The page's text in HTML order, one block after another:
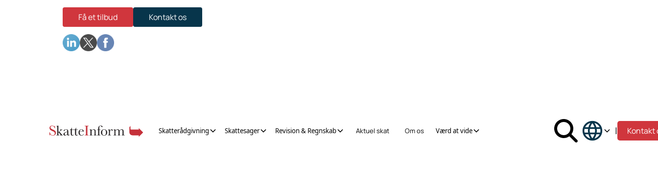
Få et tilbud Kontakt os
Skatterådgivning Skattesager Revision & Regnskab Aktuel skat Om os Værd at vide | Kontakt